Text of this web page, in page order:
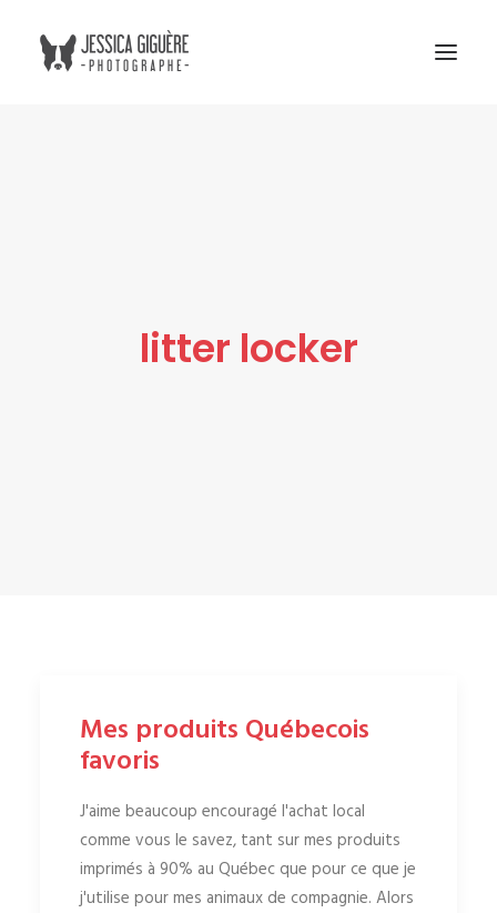
litter locker
Mes produits Québecois
favoris
J'aime beaucoup encouragé l'achat local
comme vous le savez, tant sur mes produits
imprimés à 90% au Québec que pour ce que je
j'utilise pour mes animaux de compagnie. Alors